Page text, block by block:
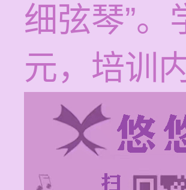
细弦琴”
元，培训